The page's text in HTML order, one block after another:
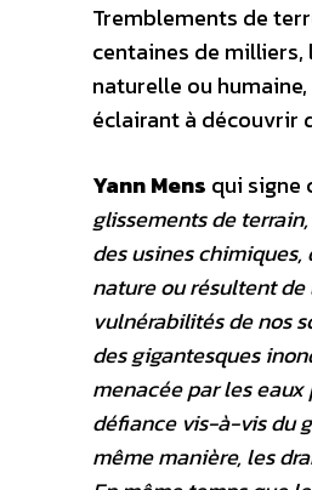
Tremblements de
centaines de milliers,
naturelle ou
éclairant à découvrir
Yann Mens qui signe
glissements de
des usines
nature ou résultent
vulnérabilités de nos
des gigantesques
menacée par les
défiance vis-à-vis du
même manière, les